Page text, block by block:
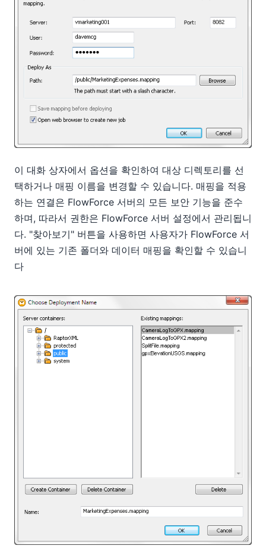
이 대화 상자에서 옵션을 확인하여 대상 디렉토리를 선
택하거나 매핑 이름을 변경할 수 있습니다. 매핑을 적용
하는 연결은 FlowForce 서버의 모든 보안 기능을 준수
하며, 따라서 권한은 FlowForce 서버 설정에서 관리됩니
다. "찾아보기" 버튼을 사용하면 사용자가 FlowForce 서
버에 있는 기존 폴더와 데이터 매핑을 확인할 수 있습니
다